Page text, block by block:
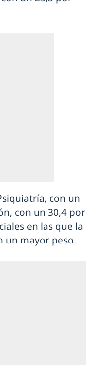
con un
con un 30,4 por
en las que la
un mayor peso.